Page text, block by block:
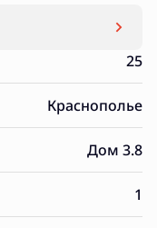
25
Краснополье
Дом 3.8
1